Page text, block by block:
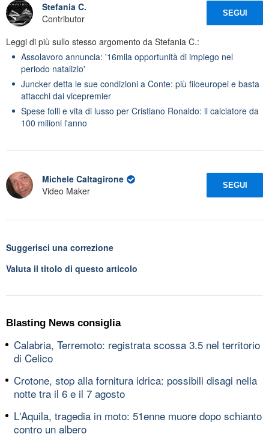
Stefania C.
Contributor
SEGUI
Leggi di più sullo stesso argomento da Stefania C.:
Assolavoro annuncia: '16mila opportunità di impiego nel
periodo natalizio'
Juncker detta le sue condizioni a Conte: più filoeuropei e basta
attacchi dai vicepremier
Spese folli e vita di lusso per Cristiano Ronaldo: il calciatore da
100 milioni l'anno
Michele Caltagirone
Video Maker
SEGUI
Suggerisci una correzione
Valuta il titolo di questo articolo
Blasting News consiglia
Calabria, Terremoto: registrata scossa 3.5 nel territorio
di Celico
Crotone, stop alla fornitura idrica: possibili disagi nella
notte tra il 6 e il 7 agosto
L'Aquila, tragedia in moto: 51enne muore dopo schianto
contro un albero